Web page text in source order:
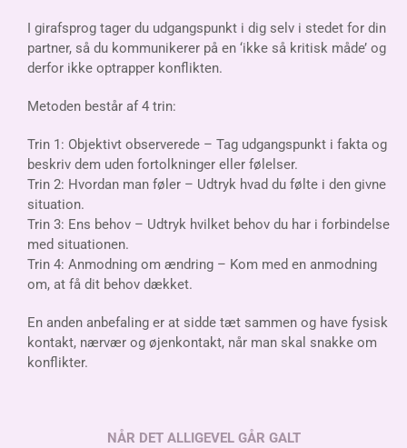
I girafsprog tager du udgangspunkt i dig selv i stedet for din
partner, så du kommunikerer på en ‘ikke så kritisk måde’ og
derfor ikke optrapper konflikten.
Metoden består af 4 trin:
Trin 1: Objektivt observerede – Tag udgangspunkt i fakta og
beskriv dem uden fortolkninger eller følelser.
Trin 2: Hvordan man føler – Udtryk hvad du følte i den givne
situation.
Trin 3: Ens behov – Udtryk hvilket behov du har i forbindelse
med situationen.
Trin 4: Anmodning om ændring – Kom med en anmodning
om, at få dit behov dækket.
En anden anbefaling er at sidde tæt sammen og have fysisk
kontakt, nærvær og øjenkontakt, når man skal snakke om
konflikter.
NÅR DET ALLIGEVEL GÅR GALT